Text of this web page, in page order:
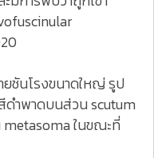
ชันโรงขนาดใหญ่ รูป
ำพาดบนส่วน scutum
ในขณะที่